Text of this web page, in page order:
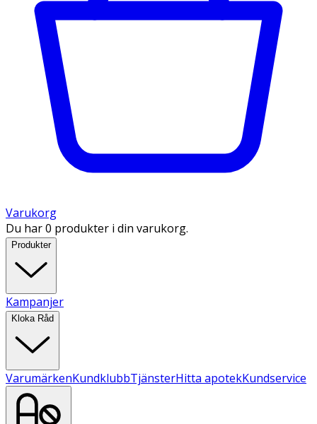
Varukorg
Du har 0 produkter i din varukorg.
Produkter
Kampanjer
Kloka Råd
VarumärkenKundklubbTjänsterHitta apotekKundservice